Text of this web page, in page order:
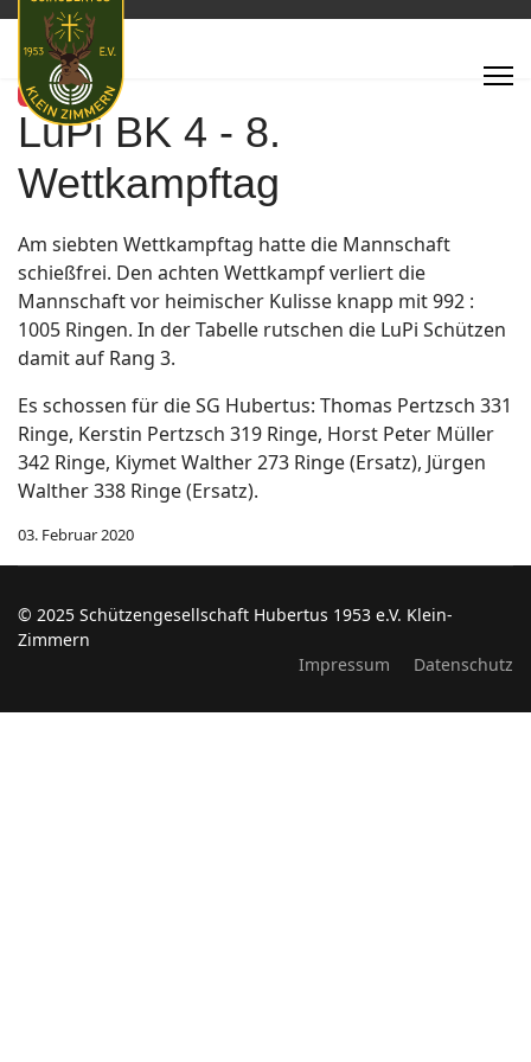
Featured
LuPi BK 4 - 8.
Wettkampftag
Am siebten Wettkampftag hatte die Mannschaft
schießfrei. Den achten Wettkampf verliert die
Mannschaft vor heimischer Kulisse knapp mit 992 :
1005 Ringen. In der Tabelle rutschen die LuPi Schützen
damit auf Rang 3.
Es schossen für die SG Hubertus: Thomas Pertzsch 331
Ringe, Kerstin Pertzsch 319 Ringe, Horst Peter Müller
342 Ringe, Kiymet Walther 273 Ringe (Ersatz), Jürgen
Walther 338 Ringe (Ersatz).
03. Februar 2020
© 2025 Schützengesellschaft Hubertus 1953 e.V. Klein-
Zimmern
Impressum
Datenschutz